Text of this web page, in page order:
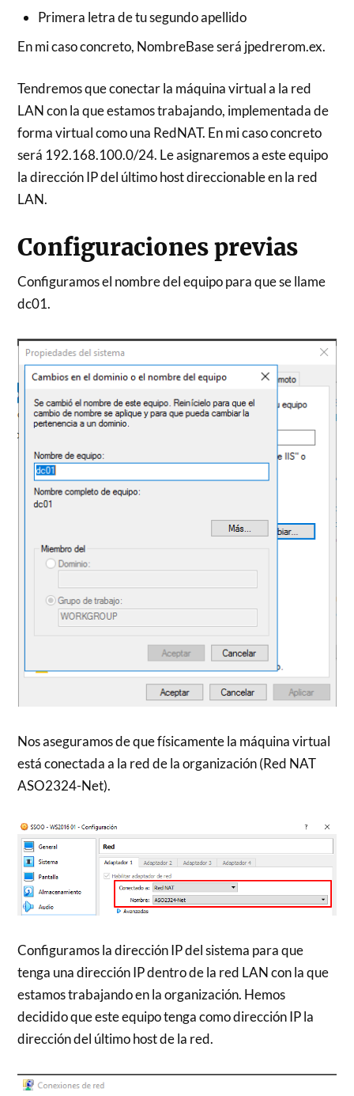
Primera letra de tu segundo apellido
En mi caso concreto, NombreBase será jpedrerom.ex.
Tendremos que conectar la máquina virtual a la red
LAN con la que estamos trabajando, implementada de
forma virtual como una RedNAT. En mi caso concreto
será 192.168.100.0/24. Le asignaremos a este equipo
la dirección IP del último host direccionable en la red
LAN.
Configuraciones previas
Configuramos el nombre del equipo para que se llame
dc01.
Nos aseguramos de que físicamente la máquina virtual
está conectada a la red de la organización (Red NAT
ASO2324-Net).
Configuramos la dirección IP del sistema para que
tenga una dirección IP dentro de la red LAN con la que
estamos trabajando en la organización. Hemos
decidido que este equipo tenga como dirección IP la
dirección del último host de la red.